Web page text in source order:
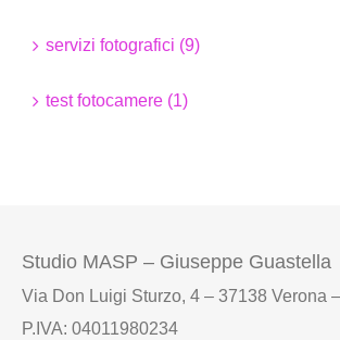
servizi fotografici (9)
test fotocamere (1)
Studio MASP – Giuseppe Guastella
Via Don Luigi Sturzo, 4 – 37138 Verona
P.IVA: 04011980234